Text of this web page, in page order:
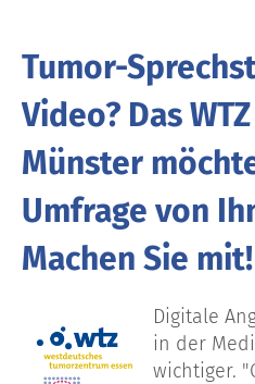
Tumor-
Video? Das
Münster
Umfrage von
Machen Sie mit!
Digitale
in der
wichtiger.